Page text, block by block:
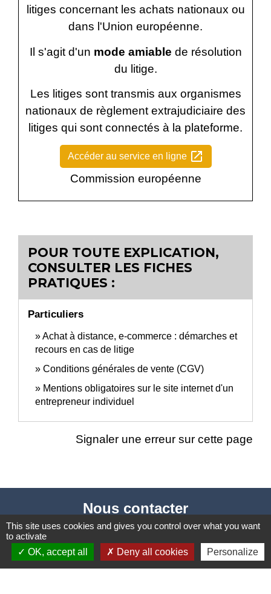
litiges concernant les achats nationaux ou
dans l'Union européenne.
Il s'agit d'un mode amiable de résolution
du litige.
Les litiges sont transmis aux organismes
nationaux de règlement extrajudiciaire des
litiges qui sont connectés à la plateforme.
Accéder au service en ligne open_in_new
Commission européenne
POUR TOUTE EXPLICATION,
CONSULTER LES FICHES
PRATIQUES :
Particuliers
Achat à distance, e-commerce : démarches et
recours en cas de litige
Conditions générales de vente (CGV)
Mentions obligatoires sur le site internet d'un
entrepreneur individuel
Signaler une erreur sur cette page
Nous contacter
Commune de Puylaurens
1 rue de la Mairie
81700 Puylaurens - FRANCE
This site uses cookies and gives you control over what you want
to activate
OK, accept all
Deny all cookies Personalize